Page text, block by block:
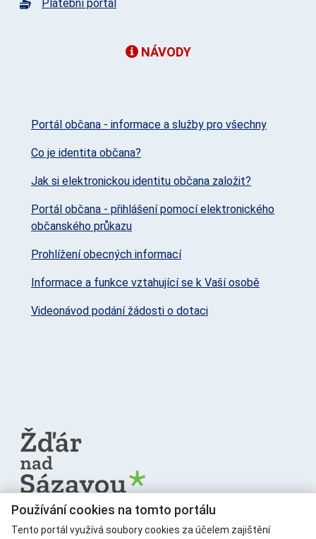
Platební portál
NÁVODY
Portál občana - informace a služby pro všechny
Co je identita občana?
Jak si elektronickou identitu občana založit?
Portál občana - přihlášení pomocí elektronického
občanského průkazu
Prohlížení obecných informací
Informace a funkce vztahující se k Vaší osobě
Videonávod podání žádosti o dotaci
Město Žďár nad Sázavou,
Používání cookies na tomto portálu
Tento portál využívá soubory cookies za účelem zajištění